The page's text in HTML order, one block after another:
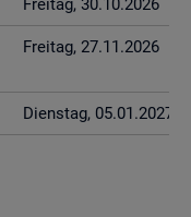
Frei­tag, 30.10.2026
Frei­tag, 27.11.2026
Diens­tag, 05.01.2027